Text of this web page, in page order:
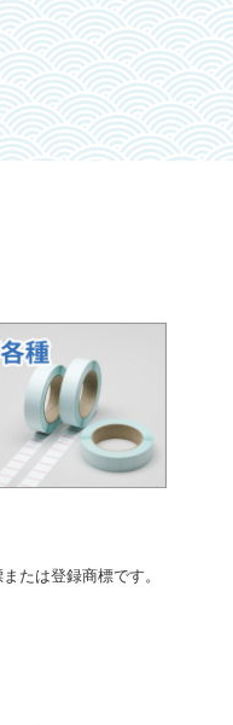
たは登録商標です。